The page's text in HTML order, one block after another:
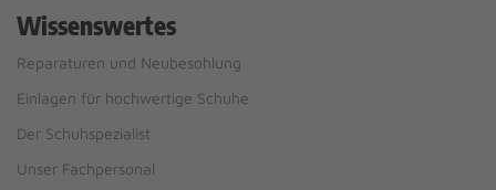
Wissenswertes
Reparaturen und Neubesohlung
Einlagen für hochwertige Schuhe
Der Schuhspezialist
Unser Fachpersonal